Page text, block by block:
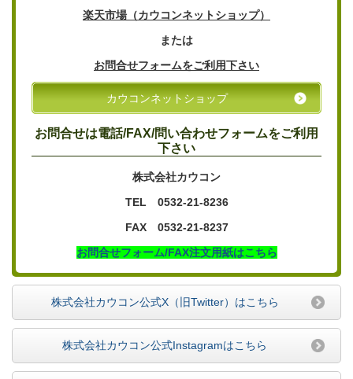
楽天市場（カウコンネットショップ）
または
お問合せフォームをご利用下さい
カウコンネットショップ
お問合せは電話/FAX/問い合わせフォームをご利用
下さい
株式会社カウコン
TEL 0532-21-8236
FAX 0532-21-8237
お問合せフォーム/FAX注文用紙はこちら
株式会社カウコン公式X（旧Twitter）はこちら
株式会社カウコン公式Instagramはこちら